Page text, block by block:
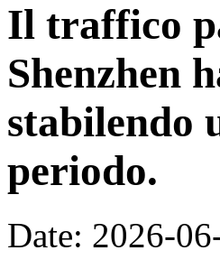
Il traffico
Shenzhen
stabilendo
periodo.
Date: 2026-